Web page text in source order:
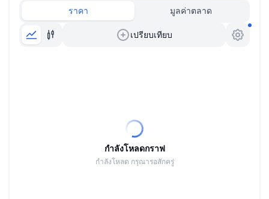
ราคา มูลค่าตลาด
เปรียบเทียบ
กำลังโหลดกราฟ
กำลังโหลด กรุณารอสักครู่